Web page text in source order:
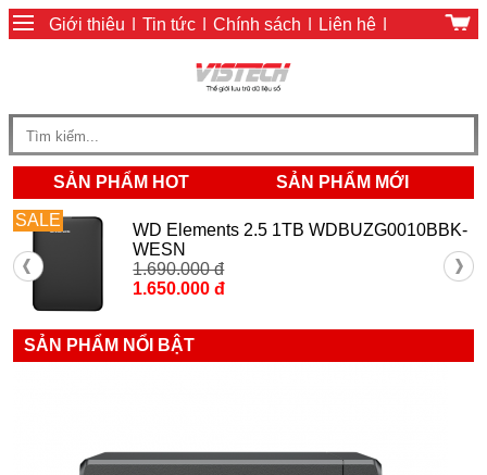
Giới thiệu Tin tức Chính sách Liên hệ
Giỏ hàng|Chính sách thanh toán
SẢN PHẨM HOT SẢN PHẨM MỚI
SALE
WD Elements 2.5 1TB WDBUZG0010BBK-
WESN
1.690.000 đ
1.650.000 đ
SẢN PHẨM NỔI BẬT